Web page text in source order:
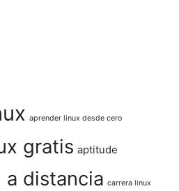
aprender linux desde cero
gratis aptitude
a distancia carrera linux